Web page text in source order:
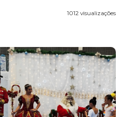
1012 visualizações